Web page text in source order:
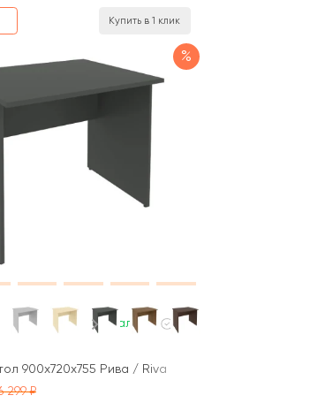
Купить в 1 клик
%
В наличии
900x720x755 Рива / Riva
299